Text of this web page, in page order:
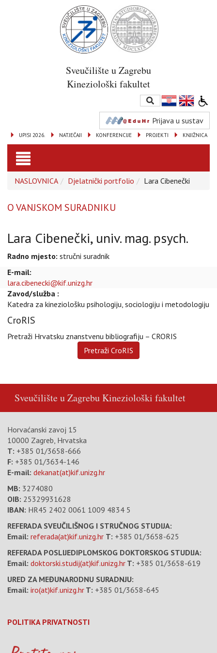
Sveučilište u Zagrebu
Kineziološki fakultet
Prijava u sustav
KNJIŽNICA
PROJEKTI
KONFERENCIJE
NATJEČAJI
UPISI 2026.
Toggle
navigation
NASLOVNICA Djelatnički portfolio Lara Cibenečki
O VANJSKOM SURADNIKU
Lara Cibenečki, univ. mag. psych.
Radno mjesto: stručni suradnik
E-mail:
lara.cibenecki@kif.unizg.hr
Zavod/služba :
Katedra za kineziološku psihologiju, sociologiju i metodologiju
CroRIS
Pretraži Hrvatsku znanstvenu bibliografiju – CRORIS
Sveučilište u ZagrebuKineziološki fakultet
Horvaćanski zavoj 15
10000 Zagreb, Hrvatska
T: +385 01/3658-666
F: +385 01/3634-146
E-mail: dekanat(at)kif.unizg.hr
MB: 3274080
OIB: 25329931628
IBAN: HR45 2402 0061 1009 4834 5
REFERADA SVEUČILIŠNOG I STRUČNOG STUDIJA:
Email: referada(at)kif.unizg.hr T: +385 01/3658-625
REFERADA POSLIJEDIPLOMSKOG DOKTORSKOG STUDIJA:
Email: doktorski.studij(at)kif.unizg.hr T: +385 01/3658-619
URED ZA MEĐUNARODNU SURADNJU:
Email: iro(at)kif.unizg.hr T: +385 01/3658-645
POLITIKA PRIVATNOSTI